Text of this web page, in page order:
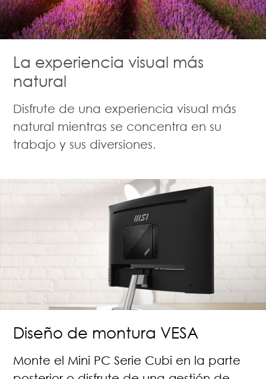
La experiencia visual más
natural
Disfrute de una experiencia visual más
natural mientras se concentra en su
trabajo y sus diversiones.
Diseño de montura VESA
Monte el Mini PC Serie Cubi en la parte